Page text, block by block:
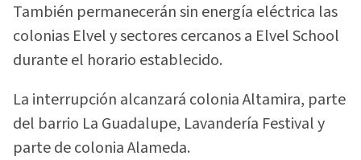
También permanecerán sin energía eléctrica las
colonias Elvel y sectores cercanos a Elvel School
durante el horario establecido.
La interrupción alcanzará colonia Altamira, parte
del barrio La Guadalupe, Lavandería Festival y
parte de colonia Alameda.